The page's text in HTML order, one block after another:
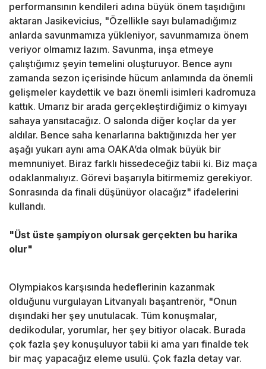
performansının kendileri adına büyük önem taşıdığını
aktaran Jasikevicius, "Özellikle sayı bulamadığımız
anlarda savunmamıza yükleniyor, savunmamıza önem
veriyor olmamız lazım. Savunma, inşa etmeye
çalıştığımız şeyin temelini oluşturuyor. Bence aynı
zamanda sezon içerisinde hücum anlamında da önemli
gelişmeler kaydettik ve bazı önemli isimleri kadromuza
kattık. Umarız bir arada gerçekleştirdiğimiz o kimyayı
sahaya yansıtacağız. O salonda diğer koçlar da yer
aldılar. Bence saha kenarlarına baktığınızda her yer
aşağı yukarı aynı ama OAKA’da olmak büyük bir
memnuniyet. Biraz farklı hissedeceğiz tabii ki. Biz maça
odaklanmalıyız. Görevi başarıyla bitirmemiz gerekiyor.
Sonrasında da finali düşünüyor olacağız" ifadelerini
kullandı.
"Üst üste şampiyon olursak gerçekten bu harika
olur"
Olympiakos karşısında hedeflerinin kazanmak
olduğunu vurgulayan Litvanyalı başantrenör, "Onun
dışındaki her şey unutulacak. Tüm konuşmalar,
dedikodular, yorumlar, her şey bitiyor olacak. Burada
çok fazla şey konuşuluyor tabii ki ama yarı finalde tek
bir maç yapacağız eleme usulü. Çok fazla detay var.